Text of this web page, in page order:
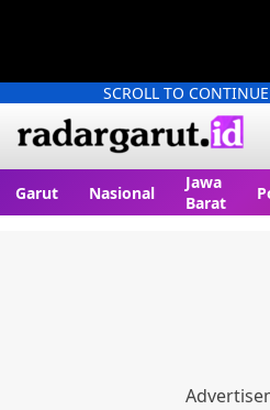
SCROLL TO
Garut Nasional
Jawa
Barat